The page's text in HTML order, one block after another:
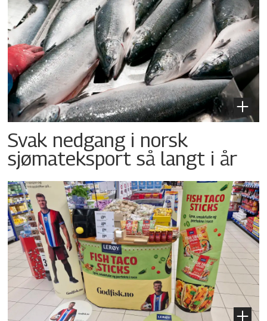
Svak nedgang i norsk
sjømateksport så langt i år